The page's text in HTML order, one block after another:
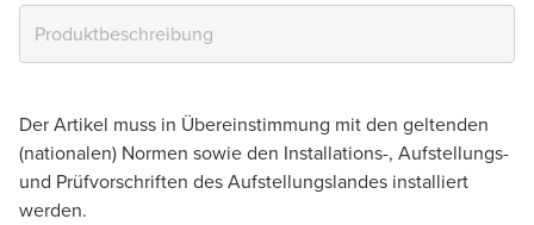
Der Artikel muss in Übereinstimmung mit den geltenden
(nationalen) Normen sowie den Installations-, Aufstellungs-
und Prüfvorschriften des Aufstellungslandes installiert
werden.